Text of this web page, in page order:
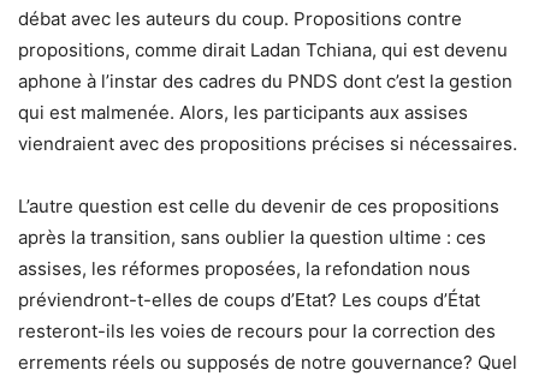
débat avec les auteurs du coup. Propositions contre
propositions, comme dirait Ladan Tchiana, qui est devenu
aphone à l’instar des cadres du PNDS dont c’est la gestion
qui est malmenée. Alors, les participants aux assises
viendraient avec des propositions précises si nécessaires.
L’autre question est celle du devenir de ces propositions
après la transition, sans oublier la question ultime : ces
assises, les réformes proposées, la refondation nous
préviendront-t-elles de coups d’Etat? Les coups d’État
resteront-ils les voies de recours pour la correction des
errements réels ou supposés de notre gouvernance? Quel